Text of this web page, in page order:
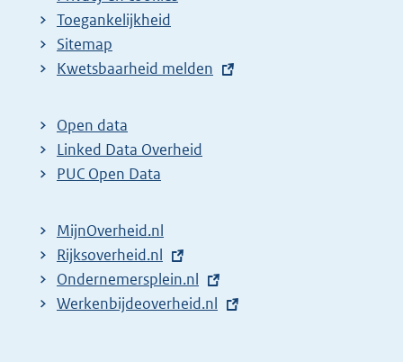
Toegankelijkheid
Sitemap
E
t
e
r
l
i
n
k
Kwetsbaarheid melden
Open data
Linked Data Overheid
PUC Open Data
MijnOverheid.nl
E
x
t
Rijksoverheid.nl
E
x
Ondernemersplein.nl
E
Werkenbijdeoverheid.nl